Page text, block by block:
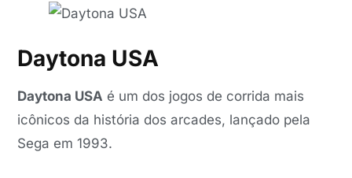
Daytona USA
Daytona USA é um dos jogos de corrida mais
icônicos da história dos arcades, lançado pela
Sega em 1993.